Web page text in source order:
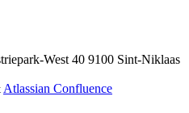
West 40 9100 Sint-Niklaas
Atlassian Confluence